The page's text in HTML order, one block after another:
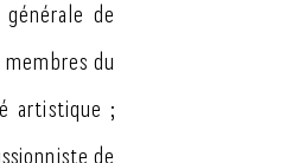
de
du
artistique ;
de